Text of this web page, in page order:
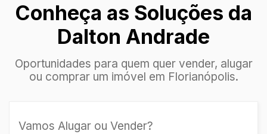
Conheça as Soluções da
Dalton Andrade
Oportunidades para quem quer vender, alugar
ou comprar um imóvel em Florianópolis.
Vamos Alugar ou Vender?